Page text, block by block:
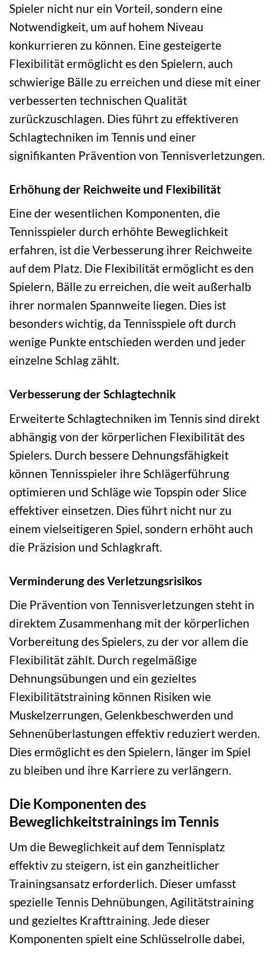
Spieler nicht nur ein Vorteil, sondern eine
Notwendigkeit, um auf hohem Niveau
konkurrieren zu können. Eine gesteigerte
Flexibilität ermöglicht es den Spielern, auch
schwierige Bälle zu erreichen und diese mit einer
verbesserten technischen Qualität
zurückzuschlagen. Dies führt zu effektiveren
Schlagtechniken im Tennis und einer
signifikanten Prävention von Tennisverletzungen.
Erhöhung der Reichweite und Flexibilität
Eine der wesentlichen Komponenten, die
Tennisspieler durch erhöhte Beweglichkeit
erfahren, ist die Verbesserung ihrer Reichweite
auf dem Platz. Die Flexibilität ermöglicht es den
Spielern, Bälle zu erreichen, die weit außerhalb
ihrer normalen Spannweite liegen. Dies ist
besonders wichtig, da Tennisspiele oft durch
wenige Punkte entschieden werden und jeder
einzelne Schlag zählt.
Verbesserung der Schlagtechnik
Erweiterte Schlagtechniken im Tennis sind direkt
abhängig von der körperlichen Flexibilität des
Spielers. Durch bessere Dehnungsfähigkeit
können Tennisspieler ihre Schlägerführung
optimieren und Schläge wie Topspin oder Slice
effektiver einsetzen. Dies führt nicht nur zu
einem vielseitigeren Spiel, sondern erhöht auch
die Präzision und Schlagkraft.
Verminderung des Verletzungsrisikos
Die Prävention von Tennisverletzungen steht in
direktem Zusammenhang mit der körperlichen
Vorbereitung des Spielers, zu der vor allem die
Flexibilität zählt. Durch regelmäßige
Dehnungsübungen und ein gezieltes
Flexibilitätstraining können Risiken wie
Muskelzerrungen, Gelenkbeschwerden und
Sehnenüberlastungen effektiv reduziert werden.
Dies ermöglicht es den Spielern, länger im Spiel
zu bleiben und ihre Karriere zu verlängern.
Die Komponenten des
Beweglichkeitstrainings im Tennis
Um die Beweglichkeit auf dem Tennisplatz
effektiv zu steigern, ist ein ganzheitlicher
Trainingsansatz erforderlich. Dieser umfasst
spezielle Tennis Dehnübungen, Agilitätstraining
und gezieltes Krafttraining. Jede dieser
Komponenten spielt eine Schlüsselrolle dabei,